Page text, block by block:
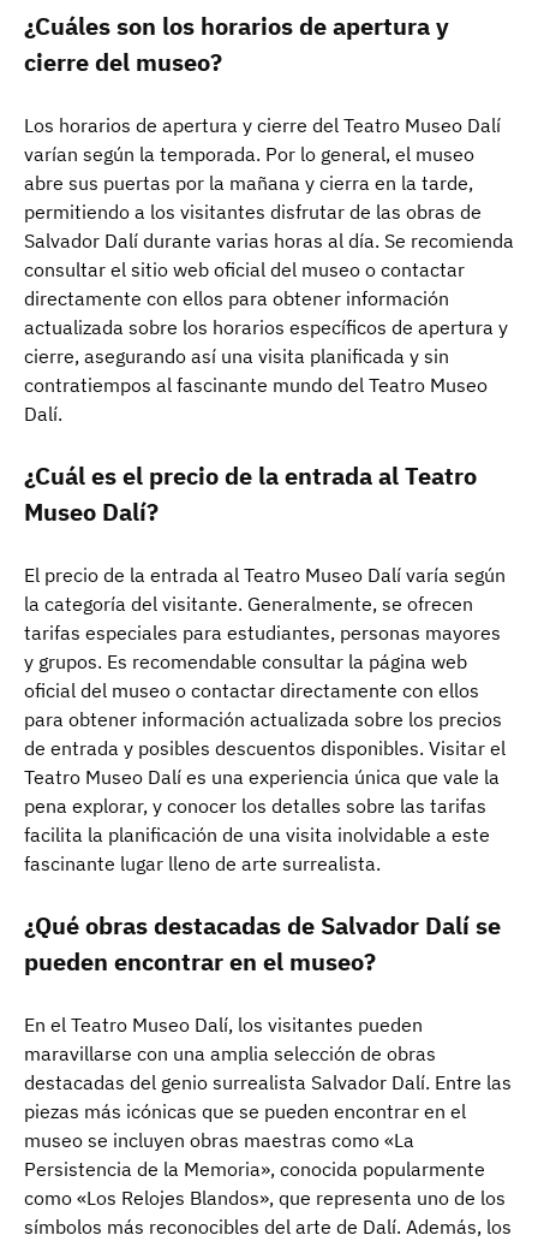
¿Cuáles son los horarios de apertura y
cierre del museo?
Los horarios de apertura y cierre del Teatro Museo Dalí
varían según la temporada. Por lo general, el museo
abre sus puertas por la mañana y cierra en la tarde,
permitiendo a los visitantes disfrutar de las obras de
Salvador Dalí durante varias horas al día. Se recomienda
consultar el sitio web oficial del museo o contactar
directamente con ellos para obtener información
actualizada sobre los horarios específicos de apertura y
cierre, asegurando así una visita planificada y sin
contratiempos al fascinante mundo del Teatro Museo
Dalí.
¿Cuál es el precio de la entrada al Teatro
Museo Dalí?
El precio de la entrada al Teatro Museo Dalí varía según
la categoría del visitante. Generalmente, se ofrecen
tarifas especiales para estudiantes, personas mayores
y grupos. Es recomendable consultar la página web
oficial del museo o contactar directamente con ellos
para obtener información actualizada sobre los precios
de entrada y posibles descuentos disponibles. Visitar el
Teatro Museo Dalí es una experiencia única que vale la
pena explorar, y conocer los detalles sobre las tarifas
facilita la planificación de una visita inolvidable a este
fascinante lugar lleno de arte surrealista.
¿Qué obras destacadas de Salvador Dalí se
pueden encontrar en el museo?
En el Teatro Museo Dalí, los visitantes pueden
maravillarse con una amplia selección de obras
destacadas del genio surrealista Salvador Dalí. Entre las
piezas más icónicas que se pueden encontrar en el
museo se incluyen obras maestras como «La
Persistencia de la Memoria», conocida popularmente
como «Los Relojes Blandos», que representa uno de los
símbolos más reconocibles del arte de Dalí. Además, los